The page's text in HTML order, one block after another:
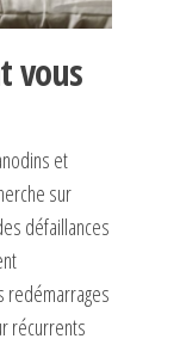
vous
et
sur
défaillances
redémarrages
récurrents